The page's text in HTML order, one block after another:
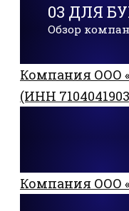
03 ДЛЯ
Обзор
Компания ООО
(ИНН
Компания ООО